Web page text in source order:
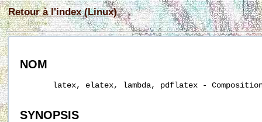
Retour à l'index (Linux)
NOM
latex, elatex, lambda, pdflatex -
SYNOPSIS